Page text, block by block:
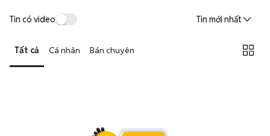
Tin có video Tin mới nhất
Tất cả Cá nhân Bán chuyên